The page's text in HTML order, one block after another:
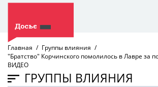
Главная
Группы влияния
"Братство" Корчинского помолилось в Лавре за
ВИДЕО
ГРУППЫ ВЛИЯНИЯ